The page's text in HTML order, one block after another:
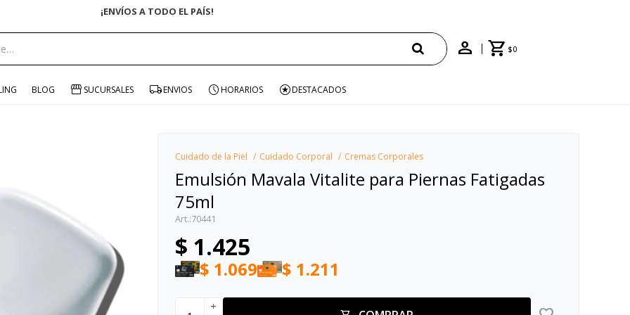
ENVÍO GRATIS EN COMPRAS +$1500 CON CUPÓN "ENVÍO"
$0
BLOG SUCURSALES ENVIOS HORARIOS DESTACADOS
Cuidado de la Piel Cuidado Corporal Cremas Corporales
Emulsión Mavala Vitalite para Piernas Fatigadas
75ml
70441
$ 1.425
$ 1.069 $ 1.211
add